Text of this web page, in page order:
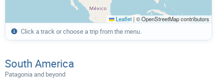
Leaflet | © OpenStreetMap contributors
Click a track or choose a trip from the menu.
South America
Patagonia and beyond